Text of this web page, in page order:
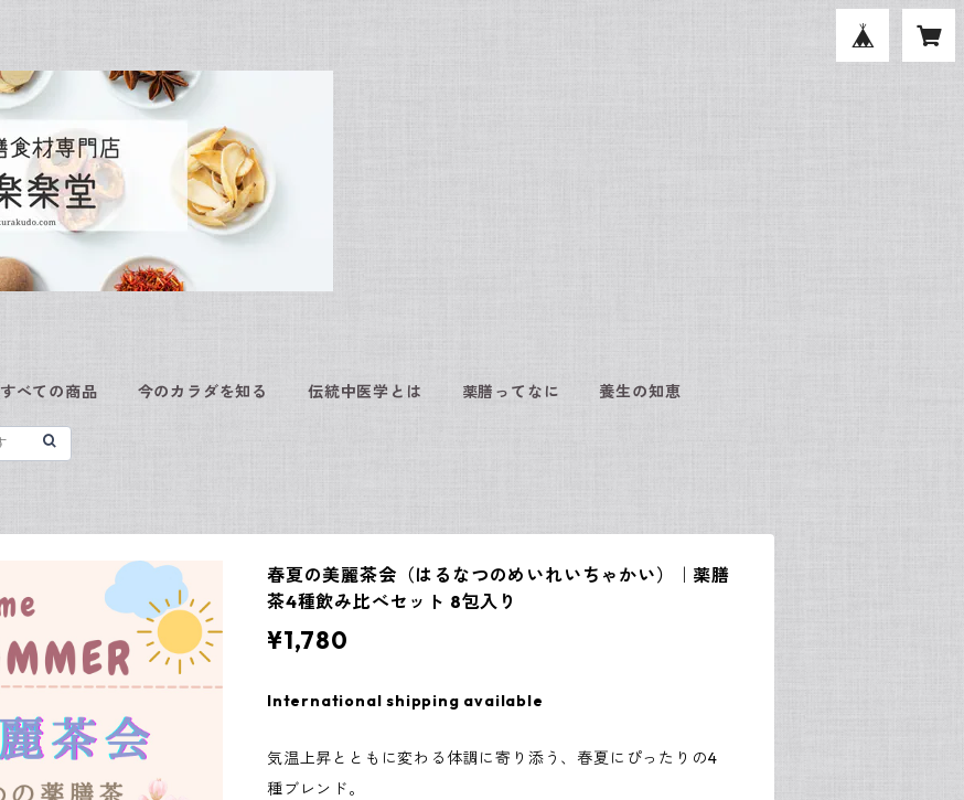
すべての商品 今のカラダを知る 伝統中医学とは 薬膳ってなに 養生の知恵
春夏の美麗茶会（はるなつのめいれいちゃかい）｜薬膳
茶4種飲み比べセット 8包入り
¥1,780
International shipping available
気温上昇とともに変わる体調に寄り添う、春夏にぴったりの4
種ブレンド。